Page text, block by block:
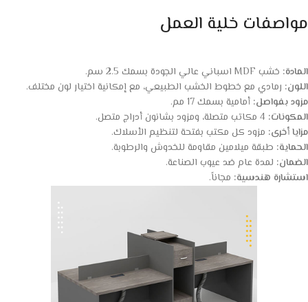
مواصفات خلية العمل
المادة: خشب MDF اسباني عالي الجودة بسمك 2.5 سم.
اللون: رمادي مع خطوط الخشب الطبيعي، مع إمكانية اختيار لون مختلف.
مزود بفواصل: أمامية بسمك 17 مم.
المكونات:
مزايا أخرى: مزود كل مكتب بفتحة لتنظيم الأسلاك.
الحماية: طبقة ميلامين مقاومة للخدوش والرطوبة.
الضمان: لمدة عام ضد عيوب الصناعة.
استشارة هندسية: مجاناً.